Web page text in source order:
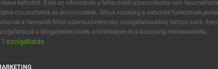
VAN ELŐFIZETÉSED?
megtekintéséhez.
kattintott. Ezek az információk a felhasználó azonosítására nem
összesítettek és anonimizáltak. Céljuk kizárólag a weboldal funkcióinak
a harmadik féltől származó elemzési szolgáltatásokhoz tartozó sütik;
a látogatóelemzések, a hőtérképek és a közösségi médiaanalitika.
1 szolgáltatás
í y x c v b n m , .